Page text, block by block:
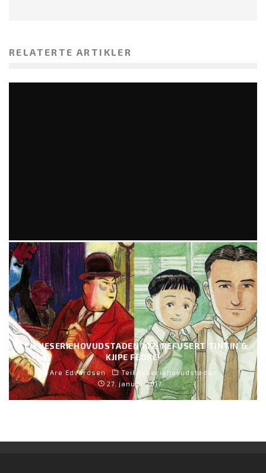
RELATERTE ARTIKLER
RAD CREW NEON EP. 274: ARCANE SESONG 2
Ida Doris Joynt Artikler 25. november 2024
TEIKNESERIEHOVUDSTADEN 102: REFUSERT TINTIN &
KJIPE FEDRE!
Are Edvardsen
Teikneseriehovudstaden
27. januar 2017